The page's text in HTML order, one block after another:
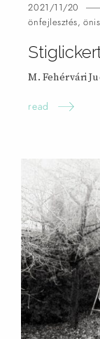
2021/11/20
önfejlesztés,
M. Fehérvári
read